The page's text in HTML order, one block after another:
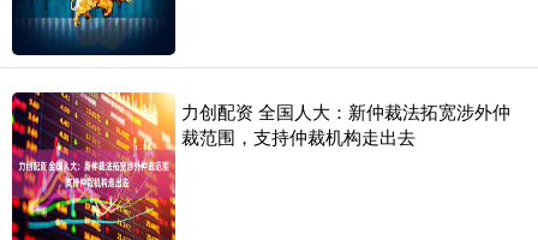
力创配资 全国人大：新仲裁法拓宽涉外仲
裁范围，支持仲裁机构走出去